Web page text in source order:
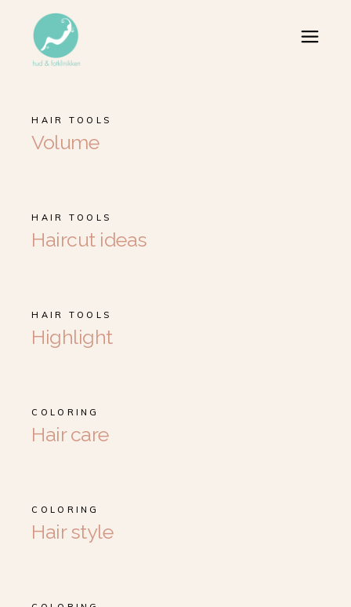
HAIR TOOLS
Volume
HAIR TOOLS
Haircut ideas
HAIR TOOLS
Highlight
COLORING
Hair care
COLORING
Hair style